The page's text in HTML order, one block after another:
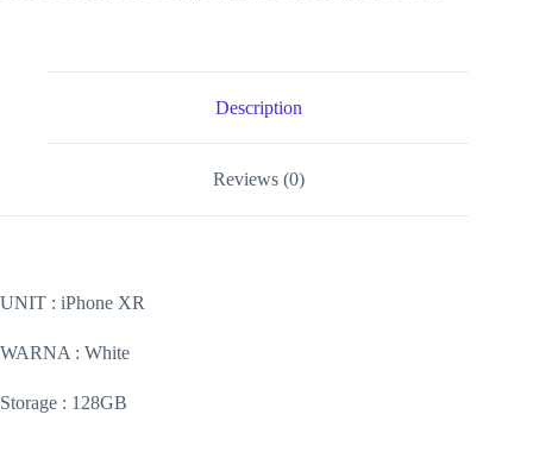
Description
Reviews (0)
UNIT : iPhone XR
WARNA : White
Storage : 128GB